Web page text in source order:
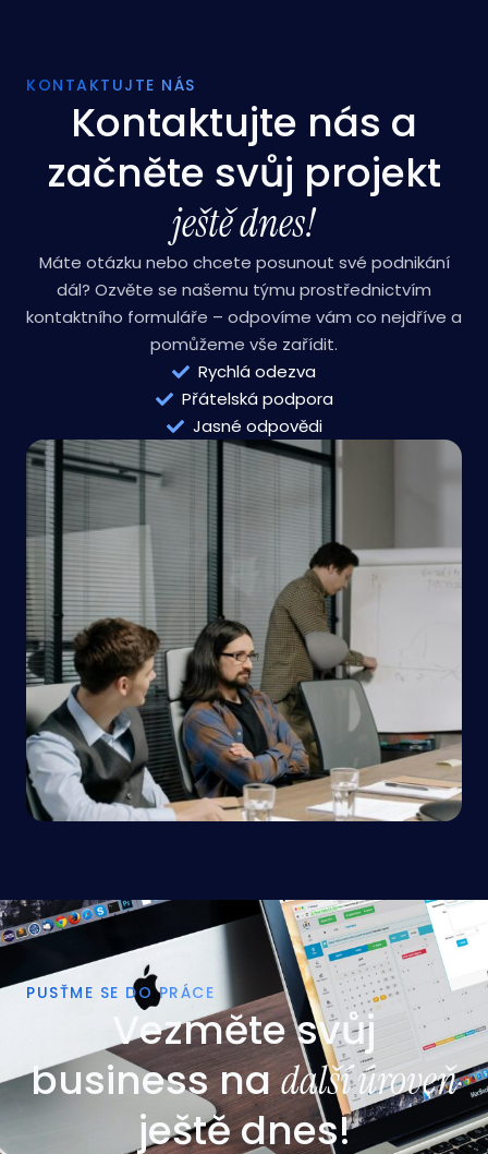
KONTAKTUJTE NÁS
Kontaktujte nás a
začněte svůj projekt
ještě dnes!
Máte otázku nebo chcete posunout své podnikání
dál? Ozvěte se našemu týmu prostřednictvím
kontaktního formuláře – odpovíme vám co nejdříve a
pomůžeme vše zařídit.
Rychlá odezva
Jasné odpovědi
PUSŤME SE DO PRÁCE
Vezměte svůj